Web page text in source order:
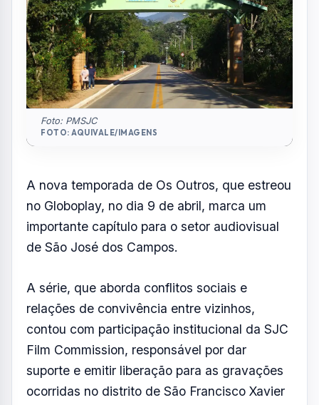
R PorRedação
Portal AquiVale
Publicado em 17 de abril de 2026
COMPARTILHAR:
Foto: PMSJC
FOTO: AQUIVALE/IMAGENS